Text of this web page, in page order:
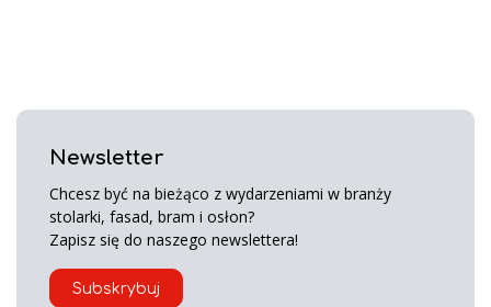
Newsletter
Chcesz być na bieżąco z wydarzeniami w branży
stolarki, fasad, bram i osłon?
Zapisz się do naszego newslettera!
Subskrybuj